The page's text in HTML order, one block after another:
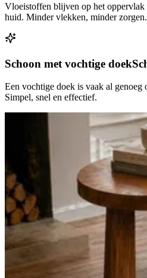
Vloeistoffen blijven op het
huid. Minder vlekken, minder zorgen.
Schoon met vochtige doek
Een vochtige doek is vaak al genoeg
Simpel, snel en effectief.